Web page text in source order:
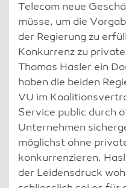
Telecom neue
müsse, um die
der Regierung zu
Konkurrenz zu
Thomas Hasler ein
haben die beiden
VU im
Service public durch
Unternehmen
möglichst ohne
konkurrenzieren.
der Leidensdruck